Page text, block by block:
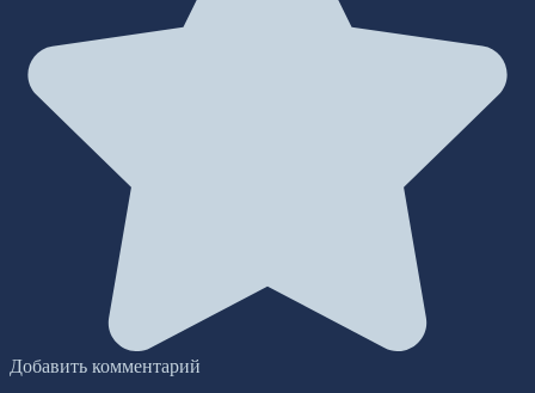
Добавить комментарий